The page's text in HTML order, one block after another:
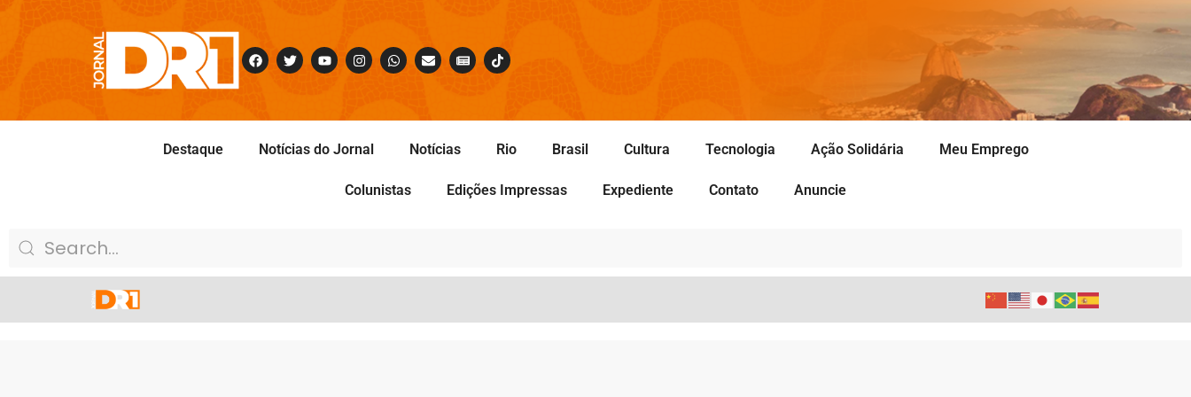
Destaque Notícias do Jornal Notícias Rio Brasil Cultura Tecnologia Ação Solidária Meu Emprego
Colunistas Edições Impressas Expediente Contato Anuncie